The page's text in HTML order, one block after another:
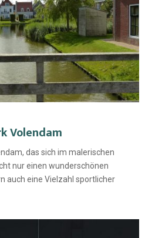
Volendam
das sich im malerischen
nur einen wunderschönen
auch eine Vielzahl sportlicher